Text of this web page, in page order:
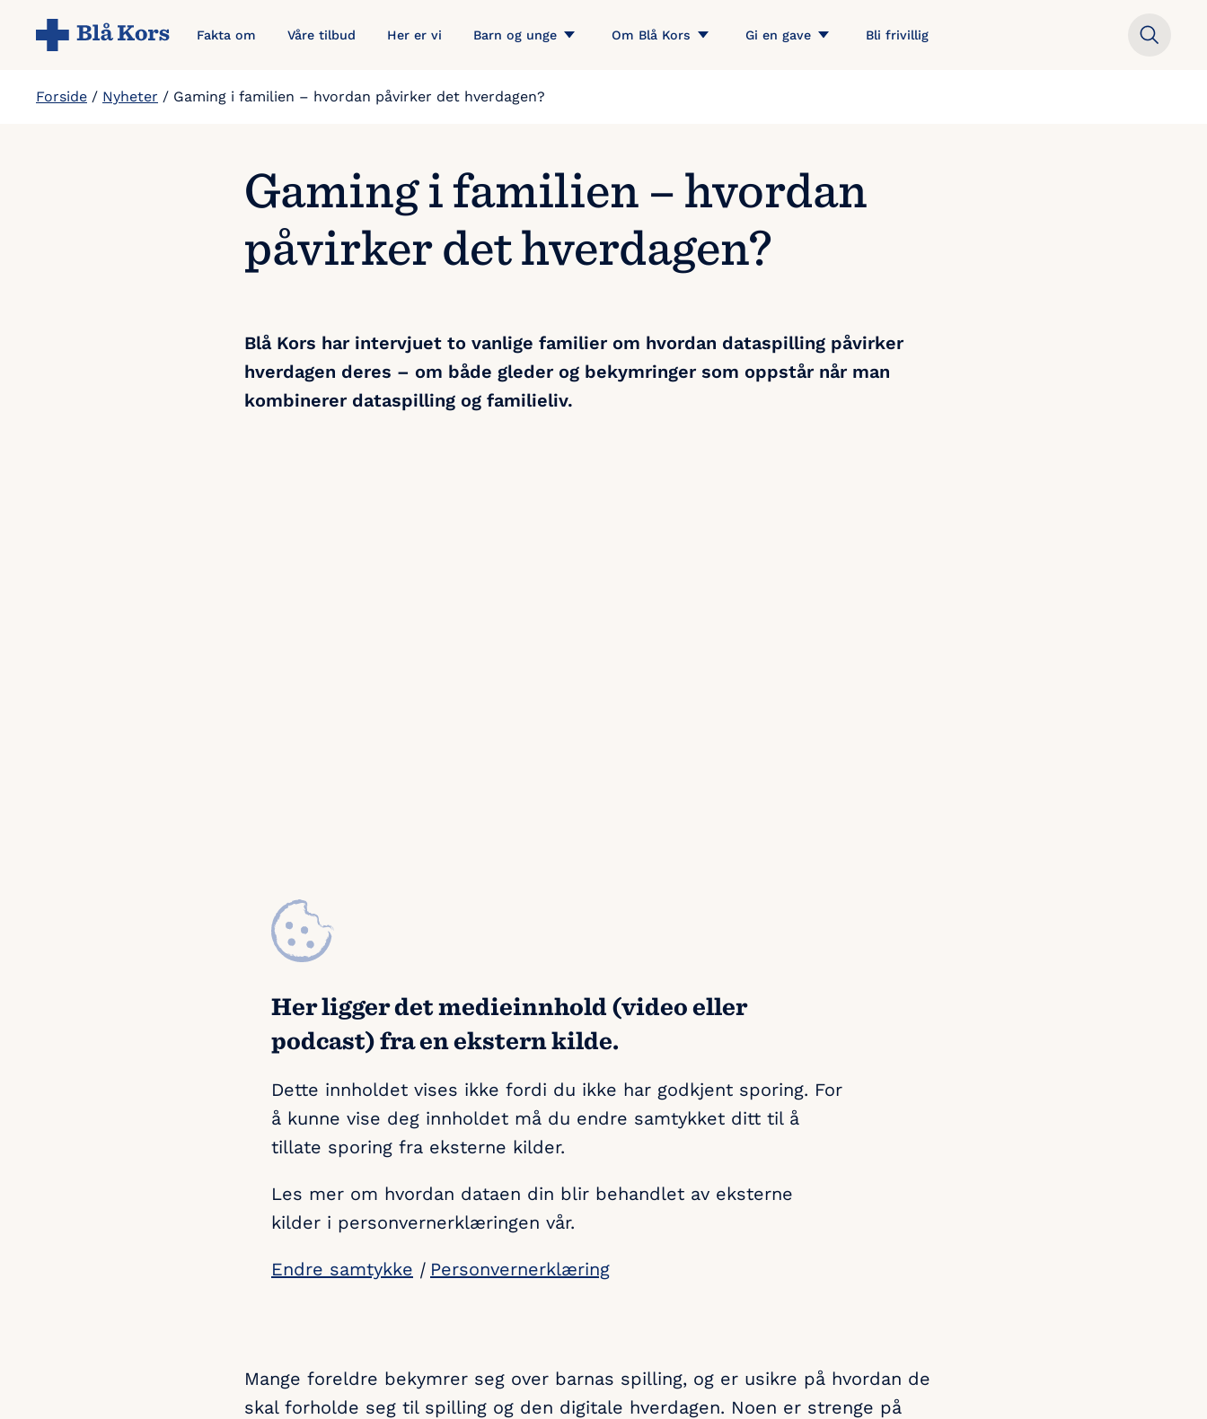
Fakta om Våre tilbud Her er vi Barn og unge Om Blå Kors Gi en gave Bli frivillig
Forside / Nyheter / Gaming i familien – hvordan påvirker det hverdagen?
Gaming i familien – hvordan
påvirker det hverdagen?
Blå Kors har intervjuet to vanlige familier om hvordan dataspilling påvirker
hverdagen deres – om både gleder og bekymringer som oppstår når man
kombinerer dataspilling og familieliv.
Her ligger det medieinnhold (video eller
podcast) fra en ekstern kilde.
Dette innholdet vises ikke fordi du ikke har godkjent sporing. For
å kunne vise deg innholdet må du endre samtykket ditt til å
tillate sporing fra eksterne kilder.
Les mer om hvordan dataen din blir behandlet av eksterne
kilder i personvernerklæringen vår.
Endre samtykke | Personvernerklæring
Mange foreldre bekymrer seg over barnas spilling, og er usikre på hvordan de
skal forholde seg til spilling og den digitale hverdagen. Noen er strenge på